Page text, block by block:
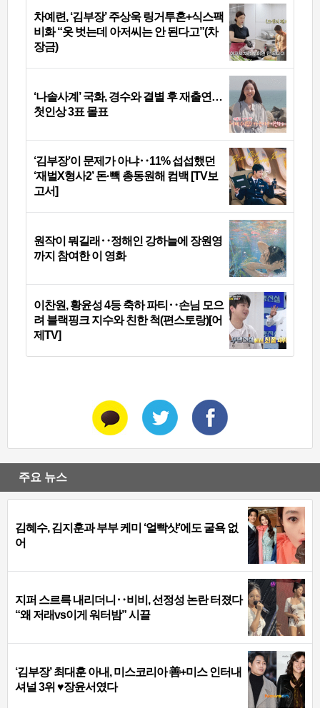
차예련, ‘김부장’ 주상욱 링거투혼+식스팩
비화 “옷 벗는데 아저씨는 안 된다고”(차
장금)
‘나솔사계’ 국화, 경수와 결별 후 재출연…
첫인상 3표 몰표
‘김부장’이 문제가 아냐‥11% 섭섭했던
‘재벌X형사2’ 돈·빽 총동원해 컴백 [TV보
고서]
원작이 뭐길래‥정해인 강하늘에 장원영
까지 참여한 이 영화
이찬원, 황윤성 4등 축하 파티‥손님 모으
려 블랙핑크 지수와 친한 척(편스토랑)[어
제TV]
주요 뉴스
김혜수, 김지훈과 부부 케미 ‘얼빡샷’에도 굴욕 없
어
지퍼 스르륵 내리더니‥비비, 선정성 논란 터졌다
“왜 저래vs이게 워터밤” 시끌
‘김부장’ 최대훈 아내, 미스코리아 善+미스 인터내
셔널 3위 ♥장윤서였다